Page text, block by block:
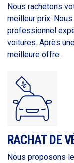
Nous rachetons
meilleur prix.
professionnel
voitures. Après
meilleure offre.
RACHAT DE
Nous proposons